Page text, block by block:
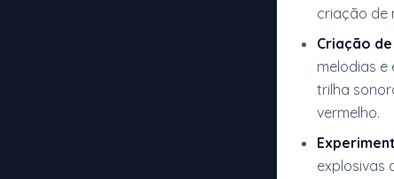
criação de
Criação
melodias e
trilha
vermelho.
explosivas